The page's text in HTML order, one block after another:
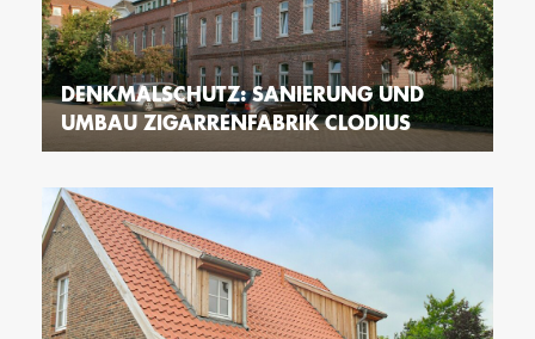
DENKMALSCHUTZ: SANIERUNG UND
UMBAU ZIGARRENFABRIK CLODIUS